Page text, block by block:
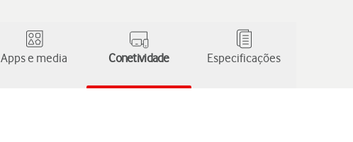
Apps e media Conetividade Especificações